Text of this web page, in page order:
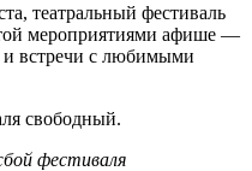
театральный фестиваль
мероприятиями афише —
и встречи с любимыми
свободный.
фестиваля